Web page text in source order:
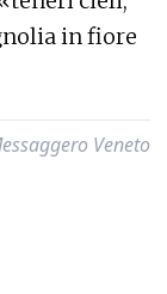
in fiore
Veneto